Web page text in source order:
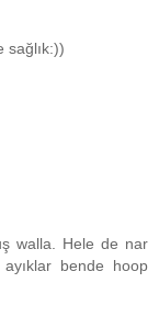
sağlık:))
walla. Hele de nar
ayıklar bende hoop